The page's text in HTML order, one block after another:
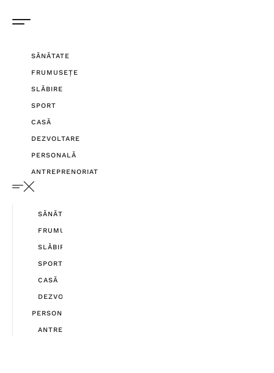
SĂNĂTATE
FRUMUSEȚE
SLĂBIRE
SPORT
CASĂ
DEZVOLTARE
PERSONALĂ
ANTREPRENORIAT
SĂNĂTATE
FRUMUSEȚE
SLĂBIRE
SPORT
CASĂ
DEZVOLTARE
PERSONALĂ
ANTREPRENORIAT